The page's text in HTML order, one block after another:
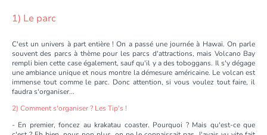
1) Le parc
C'est un univers à part entière ! On a passé une journée à Hawaï. On parle
souvent des parcs à thème pour les parcs d'attractions, mais Volcano Bay
rempli bien cette case également, sauf qu'il y a des toboggans. Il s'y dégage
une ambiance unique et nous montre la démesure américaine. Le volcan est
immense tout comme le parc. Donc attention, si vous voulez tout faire, il
faudra s'organiser...
2) Comment s'organiser ? Les Tip's !
- En premier, foncez au krakatau coaster. Pourquoi ? Mais qu'est-ce que